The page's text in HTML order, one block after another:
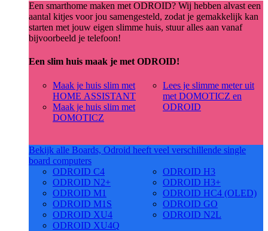
Een smarthome maken met ODROID? Wij hebben alvast een
aantal kitjes voor jou samengesteld, zodat je gemakkelijk kan
starten met jouw eigen slimme huis, stuur alles aan vanaf
bijvoorbeeld je telefoon!
Een slim huis maak je met ODROID!
Maak je huis slim met
HOME ASSISTANT
Maak je huis slim met
DOMOTICZ
Lees je slimme meter uit
met DOMOTICZ en
ODROID
Bekijk alle Boards, Odroid heeft veel verschillende single
board computers
ODROID C4
ODROID N2+
ODROID M1
ODROID M1S
ODROID XU4
ODROID XU4Q
ODROID H3
ODROID H3+
ODROID HC4 (OLED)
ODROID GO
ODROID N2L